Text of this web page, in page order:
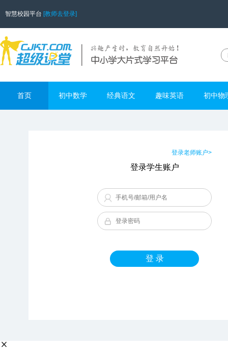
智慧校园平台 [教师去登录]
首页 初中数学 经典语文 趣味英语 初中物
登录老师账户>
登录学生账户
登 录